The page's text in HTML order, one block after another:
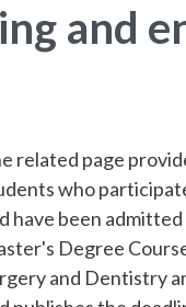
and
related page
who
have been
Degree
and Dentistry